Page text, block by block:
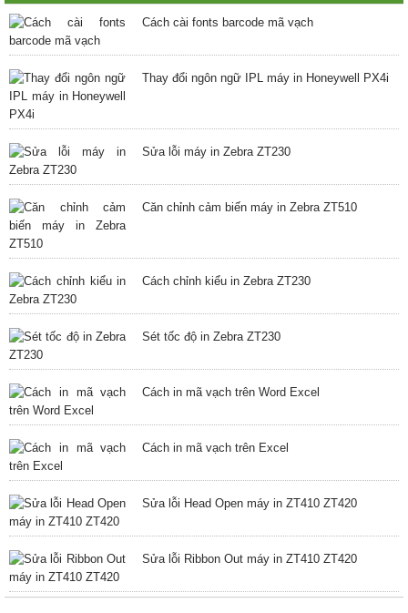
Cách cài fonts barcode mã vạch
Thay đổi ngôn ngữ IPL máy in Honeywell PX4i
Sửa lỗi máy in Zebra ZT230
Căn chỉnh cảm biến máy in Zebra ZT510
Cách chỉnh kiểu in Zebra ZT230
Sét tốc độ in Zebra ZT230
Cách in mã vạch trên Word Excel
Cách in mã vạch trên Excel
Sửa lỗi Head Open máy in ZT410 ZT420
Sửa lỗi Ribbon Out máy in ZT410 ZT420